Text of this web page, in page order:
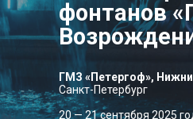
фонтанов
ГМЗ «Петергоф»,
Санкт-Петербург
20 — 21 сентября 2025